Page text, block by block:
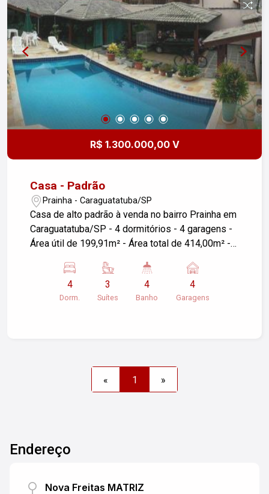
A piscina e a churrasqueira são ideais para
momentos de lazer e confraternização,
permitindo que você aproveite os melhores dias
do ano com amigos e familiares. Além disso, a
localização privilegiada oferece fácil acesso às
melhores opções de lazer, gastronomia e
diversão que a região tem a oferecer. Não perca a
chance de viver o melhor do litoral! Entre em
contato e agende sua visita. #altopadraocaragua
R$ 1.300.000,00 V
Casa - Padrão
Prainha - Caraguatatuba/SP
Casa de alto padrão à venda no bairro Prainha em
Caraguatatuba/SP - 4 dormitórios - 4 garagens -
Área útil de 199,91m² - Área total de 414,00m² -
Espaço amplo e confortável - Ideal para famílias
grandes - Próximo a comércios, escolas e praias
- Não perca essa oportunidade única! Entre em
4
Dorm.
3
Suítes
4
Banho
4
Garagens
« 1 »
Endereço
Nova Freitas MATRIZ